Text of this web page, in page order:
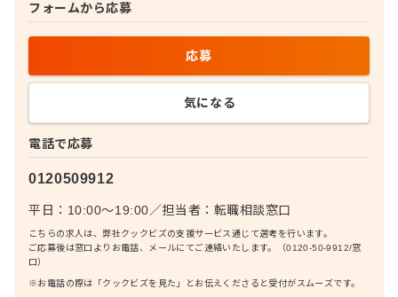
電話で応募
0120509912
平日：10:00〜19:00／担当者： 転職相談窓口
こちらの求人は、弊社クックビズの支援サービス通じて選考を行います。
ご応募後は窓口よりお電話、メールにてご連絡いたします。（0120-50-9912/窓
口）
※お電話の際は「クックビズを見た」とお伝えくださると受付がスムーズです。
フォームから応募
応募
気になる